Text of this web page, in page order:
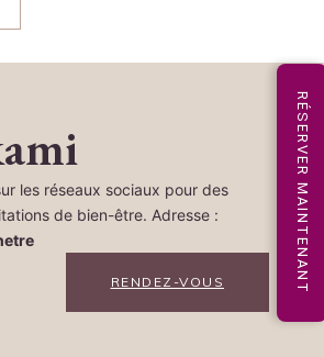
les réseaux sociaux pour des
de bien-être. Adresse :
RENDEZ-VOUS RÉSERVER MAINTENANT